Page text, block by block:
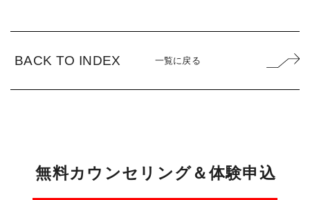
BACK TO INDEX 一覧に戻る
無料カ ウ ンセ リ ング＆体験申込